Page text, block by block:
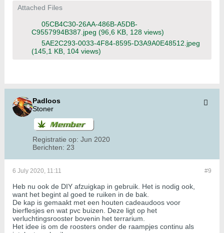
Attached Files
05CB4C30-26AA-486B-A5DB-
C9557994B387.jpeg (96,6 KB, 128 views)
5AE2C293-0033-4F84-8595-D3A9A0E48512.jpeg
(145,1 KB, 104 views)
Padloos
Stoner
Registratie op: Jun 2020
Berichten: 23
#9
6 July 2020, 11:11
Heb nu ook de DIY afzuigkap in gebruik. Het is nodig ook,
want het begint al goed te ruiken in de bak.
De kap is gemaakt met een houten cadeaudoos voor
bierflesjes en wat pvc buizen. Deze ligt op het
verluchtingsrooster bovenin het terrarium.
Het idee is om de roosters onder de raampjes continu als